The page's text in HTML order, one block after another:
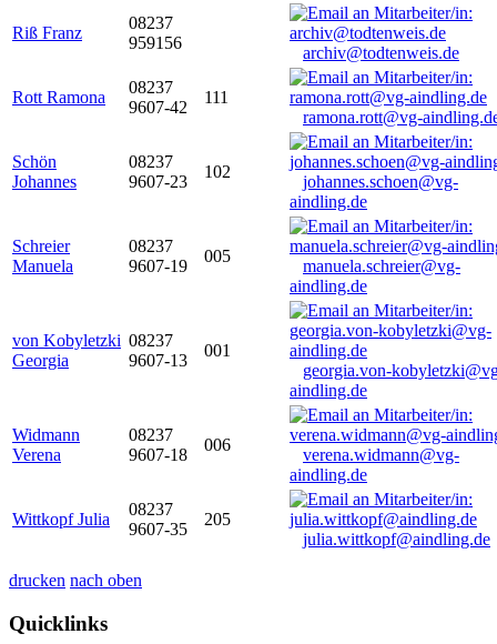
Riß Franz
08237
959156
archiv@todtenweis.de
Rott Ramona
08237
9607-42
111
ramona.rott@vg-
Schön
Johannes
08237
9607-23
102
johannes.schoen@vg-
aindling.de
Schreier
Manuela
08237
9607-19
005
manuela.schreier@vg-
aindling.de
von Kobyletzki
Georgia
08237
9607-13
001
georgia.von-
aindling.de
Widmann
Verena
08237
9607-18
006
verena.widmann@vg-
aindling.de
Wittkopf Julia
08237
9607-35
205
julia.wittkopf@aindling.de
drucken nach oben
Quicklinks